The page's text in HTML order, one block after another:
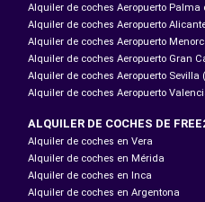
Alquiler de coches Aeropuerto Palma
Alquiler de coches Aeropuerto
Alquiler de coches Aeropuerto
Alquiler de coches Aeropuerto Gran
Alquiler de coches Aeropuerto Sevilla
Alquiler de coches Aeropuerto
ALQUILER DE COCHES DE
Alquiler de coches en Vera
Alquiler de coches en Mérida
Alquiler de coches en Inca
Alquiler de coches en Argentona